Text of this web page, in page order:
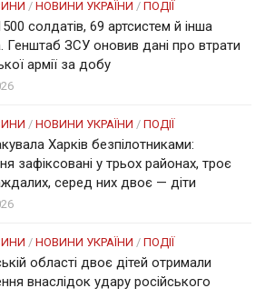
/ НОВИНИ УКРАЇНИ / ПОДІЇ
солдатів, 69 артсистем й інша
Генштаб ЗСУ оновив дані про втрати
армії за добу
/ НОВИНИ УКРАЇНИ / ПОДІЇ
Харків безпілотниками:
зафіксовані у трьох районах, троє
серед них двоє — діти
/ НОВИНИ УКРАЇНИ / ПОДІЇ
області двоє дітей отримали
внаслідок удару російського